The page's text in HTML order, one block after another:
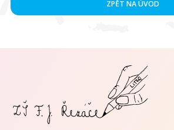
ZPĚT NA ÚVOD